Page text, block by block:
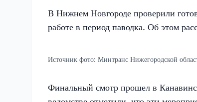
В Нижнем Новгороде проверили
работе в период паводка. Об этом
Источник фото: Минтранс Нижегородской
Финальный смотр прошел в